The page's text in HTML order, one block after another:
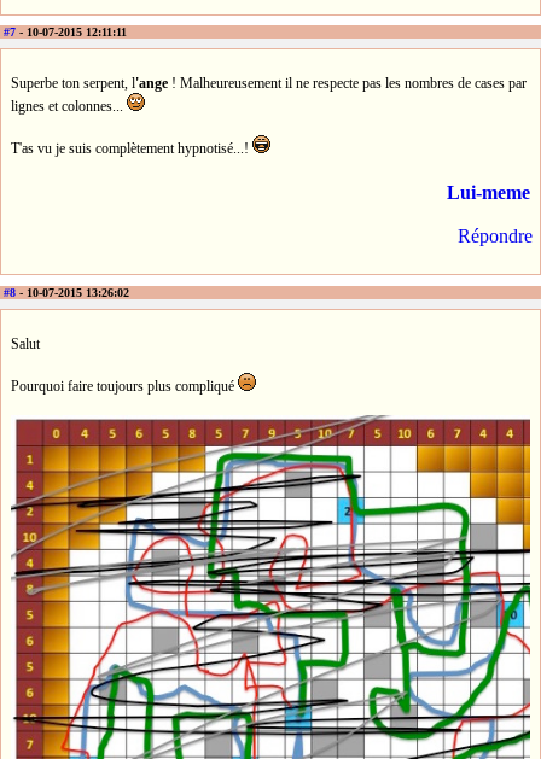
#7 - 10-07-2015 12:11:11
Superbe ton serpent, l'ange ! Malheureusement il ne respecte pas les nombres de cases par
lignes et colonnes...
T'as vu je suis complètement hypnotisé...!
Lui-meme
Répondre
#8 - 10-07-2015 13:26:02
Salut
Pourquoi faire toujours plus compliqué